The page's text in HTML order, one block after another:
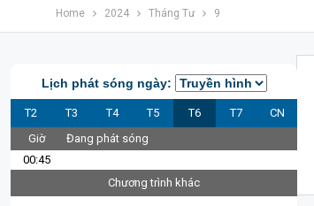
Home 2024 Tháng Tư 9
Lịch phát sóng ngày:
T2 T3 T4 T5 T6 T7
CN
Giờ
Đang phát sóng
00:45
Chương trình khác